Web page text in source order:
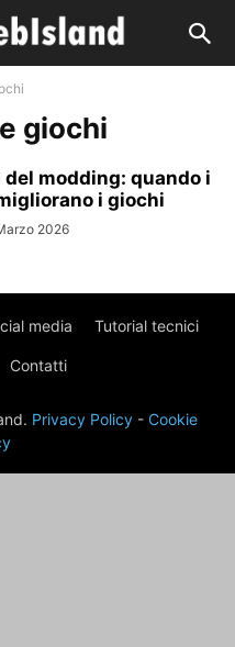
giochi
modding: quando i
i giochi
2026
media Tutorial tecnici
Contatti
Privacy Policy- Cookie